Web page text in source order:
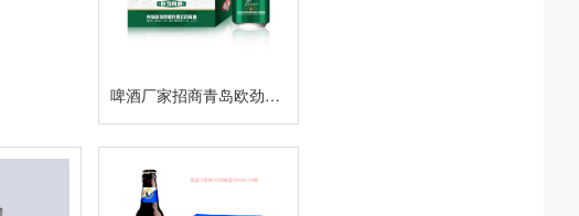
啤酒厂家招商青岛欧劲啤酒